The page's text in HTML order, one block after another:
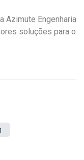
Azimute Engenharia
soluções para o